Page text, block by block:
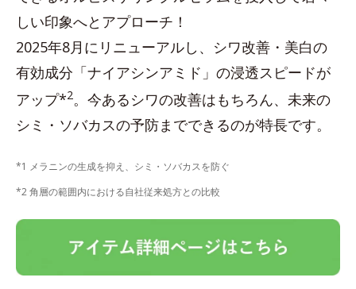
しい印象へとアプローチ！
2025年8月にリニューアルし、シワ改善・美白の
有効成分「ナイアシンアミド」の浸透スピードが
アップ*2。今あるシワの改善はもちろん、未来の
シミ・ソバカスの予防までできるのが特長です。
*1 メラニンの生成を抑え、シミ・ソバカスを防ぐ
*2 角層の範囲内における自社従来処方との比較